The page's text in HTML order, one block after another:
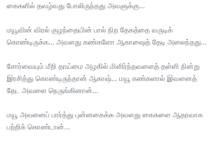
கைகளில் தவழ்வது போலிருந்தது அவளுக்கு...
மயூவின் விரல் குழந்தையின் பால் நிற தேகத்தை வருடிக்
கொண்டிருக்க... அவளது கண்களோ ஆகாஷைத் தேடி அலைந்தது...
சோர்வையும் மீறி தாய்மை அழகில் மிளிர்ந்தவளைத் தள்ளி நின்று
இரசித்து கொண்டிருந்தான் ஆகாஷ்... மயூ கண்களால் இவனைத்
தேட அவளை நெருங்கினான்...
மயூ அவனைப் பார்த்து புன்னகைக்க அவளது கைகளை ஆதரவாக
பற்றிக் கொண்டான்...